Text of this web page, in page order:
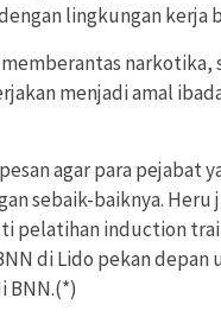
lingkungan kerja
narkotika,
menjadi amal
agar para pejabat
sebaik-baiknya. Heru
pelatihan induction
di Lido pekan depan
BNN.(*)